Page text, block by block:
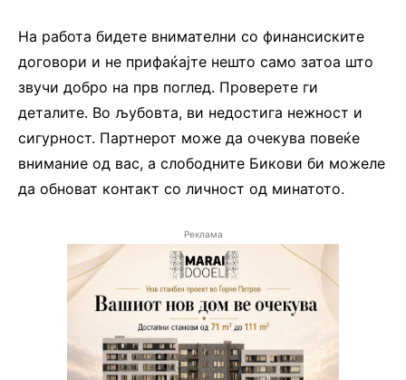
На работа бидете внимателни со финансиските
договори и не прифаќајте нешто само затоа што
звучи добро на прв поглед. Проверете ги
деталите. Во љубовта, ви недостига нежност и
сигурност. Партнерот може да очекува повеќе
внимание од вас, а слободните Бикови би можеле
да обноват контакт со личност од минатото.
Реклама